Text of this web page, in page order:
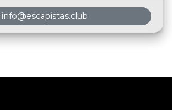
info@escapistas.club